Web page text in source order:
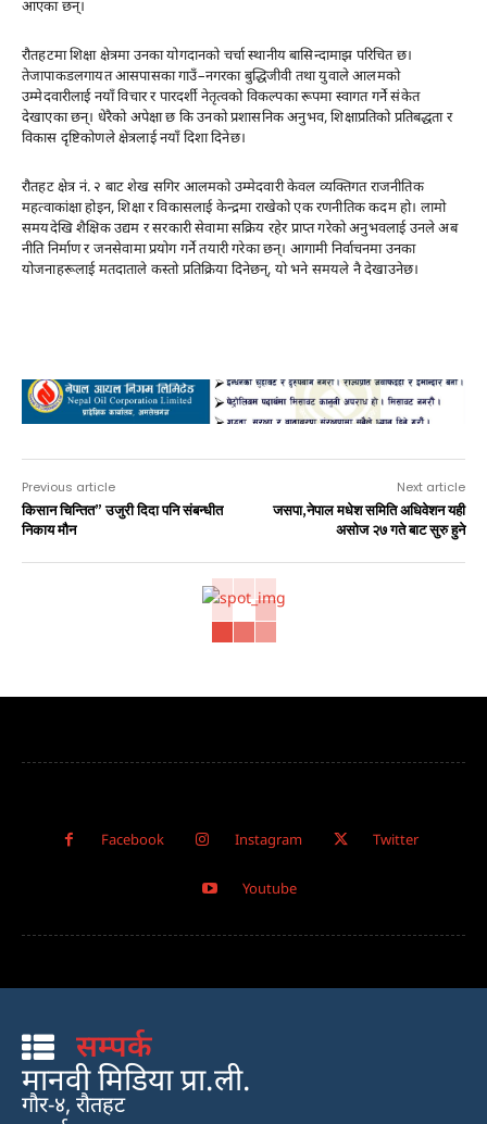
आएका छन्।
रौतहटमा शिक्षा क्षेत्रमा उनका योगदानको चर्चा स्थानीय बासिन्दामाझ परिचित छ।
तेजापाकडलगायत आसपासका गाउँ–नगरका बुद्धिजीवी तथा युवाले आलमको
उम्मेदवारीलाई नयाँ विचार र पारदर्शी नेतृत्वको विकल्पका रूपमा स्वागत गर्ने संकेत
देखाएका छन्। धेरैको अपेक्षा छ कि उनको प्रशासनिक अनुभव, शिक्षाप्रतिको प्रतिबद्धता र
विकास दृष्टिकोणले क्षेत्रलाई नयाँ दिशा दिनेछ।
रौतहट क्षेत्र नं. २ बाट शेख सगिर आलमको उम्मेदवारी केवल व्यक्तिगत राजनीतिक
महत्वाकांक्षा होइन, शिक्षा र विकासलाई केन्द्रमा राखेको एक रणनीतिक कदम हो। लामो
समयदेखि शैक्षिक उद्यम र सरकारी सेवामा सक्रिय रहेर प्राप्त गरेको अनुभवलाई उनले अब
नीति निर्माण र जनसेवामा प्रयोग गर्ने तयारी गरेका छन्। आगामी निर्वाचनमा उनका
योजनाहरूलाई मतदाताले कस्तो प्रतिक्रिया दिनेछन्, यो भने समयले नै देखाउनेछ।
Previous article
किसान चिन्तित” उजुरी दिदा पनि संबन्धीत
निकाय मौन
Next article
जसपा,नेपाल मधेश समिति अधिवेशन यही
असोज २७ गते बाट सुरु हुने
Facebook Instagram Twitter
Youtube
सम्पर्क
मानवी मिडिया प्रा.ली.
गौर-४, रौतहट